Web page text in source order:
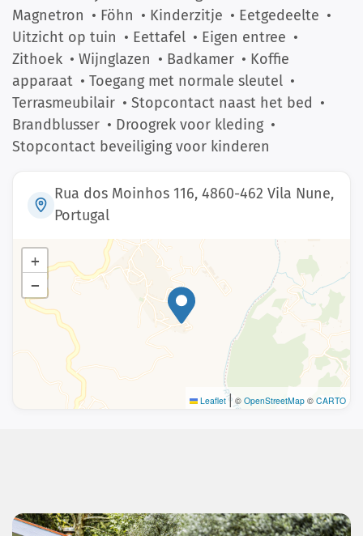
Magnetron • Föhn • Kinderzitje • Eetgedeelte •
Uitzicht op tuin • Eettafel • Eigen entree •
Zithoek • Wijnglazen • Badkamer • Koffie
apparaat • Toegang met normale sleutel •
Terrasmeubilair • Stopcontact naast het bed •
Brandblusser • Droogrek voor kleding •
Stopcontact beveiliging voor kinderen
Rua dos Moinhos 116, 4860-462 Vila Nune,
Portugal
+
−
Leaflet | © OpenStreetMap © CARTO